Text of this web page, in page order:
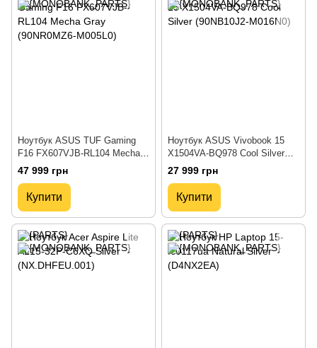
Ноутбук ASUS TUF Gaming
F16 FX607VJB-RL104 Mecha
Gray (90NR0MZ6-M005L0)
47 999 грн
Купити
Ноутбук ASUS Vivobook 15
X1504VA-BQ978 Cool Silver
(90NB10J2-M016N0)
27 999 грн
Купити